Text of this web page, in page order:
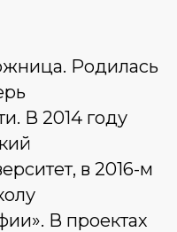
Родилась
В 2014 году
в 2016-м
В проектах